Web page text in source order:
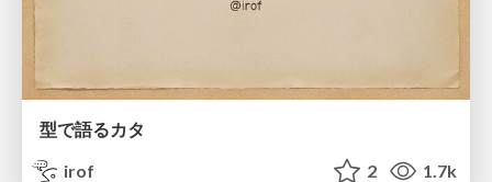
型で語るカタ
irof
2 1.7k